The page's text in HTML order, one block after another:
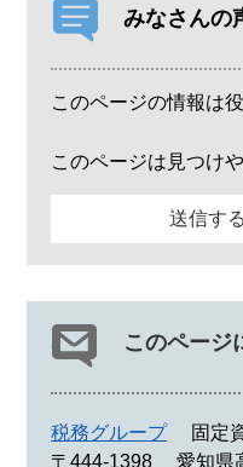
みなさんの
このページの情報は
このページは見つけ
このページ
税務グループ
固定
〒444-1398
愛知県